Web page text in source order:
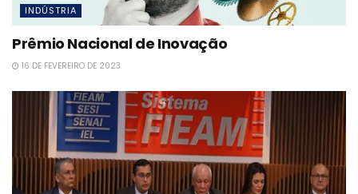
INDÚSTRIA
Prêmio Nacional de Inovação
16 DE FEVEREIRO DE 2023